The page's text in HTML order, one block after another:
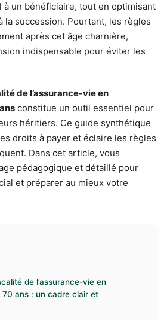
à un bénéficiaire, tout en optimisant
la succession. Pourtant, les règles
après cet âge charnière,
indispensable pour éviter les
de l’assurance-vie en
constitue un outil essentiel pour
héritiers. Ce guide synthétique
droits à payer et éclaire les règles
Dans cet article, vous
pédagogique et détaillé pour
et préparer au mieux votre
de l’assurance-vie en
ans : un cadre clair et